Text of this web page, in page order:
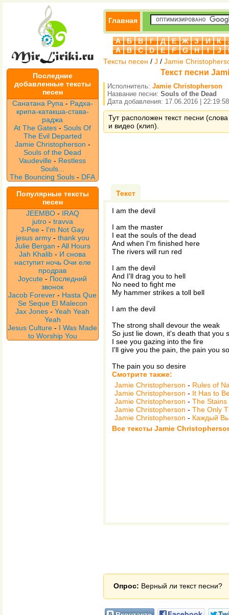
Последние
добавленные тексты
песен
Санатана Рупа - Радха-
крипа-катакша-става-
раджа
At The Gates -Souls Of
The Evil Departed
Jamie Christopherson -
Souls of the Dead
Vaudeville- Restless
Souls...
The Bouncing Souls - DFA
Популярные тексты
песен
JEEMBO - IRAQ
jutro - travva
J-Pee - I'm Not Gay
jesus army - thank you
Julie Bergan - All Hours
Jah Khalib - И снова
наступит ночь Очи еле
продрав
Joycute - Последний
звонок
Jacob Forever - Hasta Que
Se Seque El Malecon
Jax Jones -Yeah Yeah
Yeah
Jesus Culture - I Was Made
to Worship You
Главная
А Б В Г Д Е Ж З И К
A
B C D E F G H I J
Тексты песен / J / Jamie
Текст песни
Исполнитель: Jamie Christopherson
Название песни: Souls of the Dead
Дата добавления: 17.06.2016 | 22:19:58
Тут расположен текст песни
и видео (клип).
Текст
I am the devil
I am the master
I eat the souls of the dead
And when I'm finished here
The rivers will run red
I am the devil
And I'll drag you to hell
No need to fight me
My hammer strikes a toll bell
I am the devil
The strong shall devour the weak
So just lie down, it's death that you
I see you gazing into the fire
I'll give you the pain, the pain you
The pain you so desire
Смотрите также:
Jamie Christopherson - Rules of
Jamie Christopherson - It Has to
Jamie Christopherson - The Stains
Jamie Christopherson - The Only
Jamie Christopherson - Каждый
Все тексты Jamie
Опрос: Верный ли текст песни?